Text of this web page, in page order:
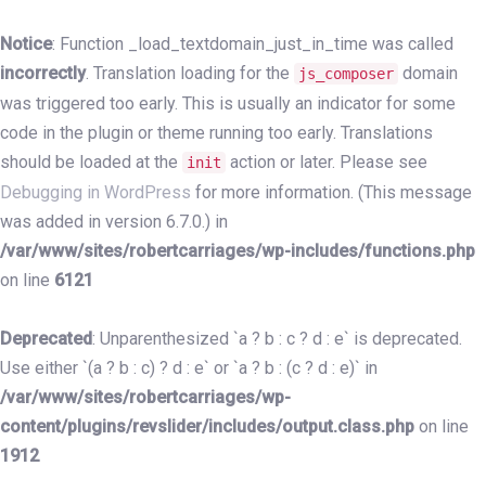
Notice: Function _load_textdomain_just_in_time was called
incorrectly. Translation loading for the js_composer domain
was triggered too early. This is usually an indicator for some
code in the plugin or theme running too early. Translations
should be loaded at the
init action or later. Please see
Debugging in WordPress for more information. (This message
was added in version 6.7.0.) in
/var/www/sites/robertcarriages/wp-includes/functions.php
on line 6121
Deprecated: Unparenthesized `a ? b : c ? d : e` is deprecated.
Use either `(a ? b : c) ? d : e` or `a ? b : (c ? d : e)` in
/var/www/sites/robertcarriages/wp-
content/plugins/revslider/includes/output.class.php on line
1912
links
to
primary
navigation
Skip
to
content